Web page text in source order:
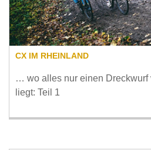
CX IM RHEINLAND
… wo alles nur einen Dreckwurf
liegt: Teil 1